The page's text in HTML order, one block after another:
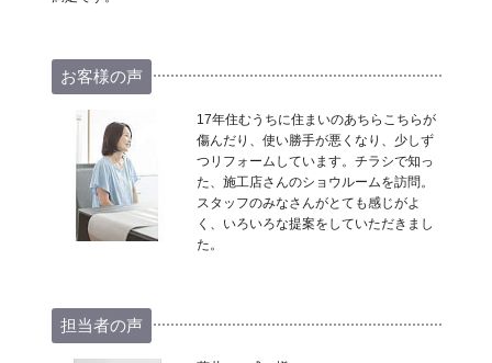
お客様の声
17年住むうちに住まいのあちらこちらが
傷んだり、使い勝手が悪くなり、少しず
つリフォームしています。チラシで知っ
た、施工店さんのショウルームを訪問。
スタッフのみなさんがとても感じがよ
く、いろいろな提案をしていただきまし
た。
担当者の声